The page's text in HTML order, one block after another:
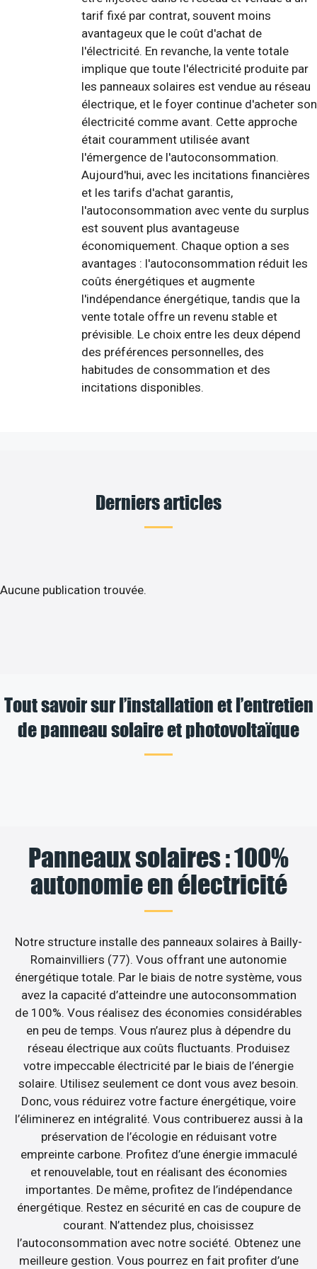
tarif fixé par contrat, souvent moins
avantageux que le coût d'achat de
l'électricité. En revanche, la vente totale
implique que toute l'électricité produite par
les panneaux solaires est vendue au réseau
électrique, et le foyer continue d'acheter son
électricité comme avant. Cette approche
était couramment utilisée avant
l'émergence de l'autoconsommation.
Aujourd'hui, avec les incitations financières
et les tarifs d'achat garantis,
l'autoconsommation avec vente du surplus
est souvent plus avantageuse
économiquement. Chaque option a ses
avantages : l'autoconsommation réduit les
coûts énergétiques et augmente
l'indépendance énergétique, tandis que la
vente totale offre un revenu stable et
prévisible. Le choix entre les deux dépend
des préférences personnelles, des
habitudes de consommation et des
incitations disponibles.
Derniers articles
Aucune publication trouvée.
Tout savoir sur l’installation et l’entretien
de panneau solaire et photovoltaïque
Panneaux solaires : 100%
autonomie en électricité
Notre structure installe des panneaux solaires à Bailly-
Romainvilliers (77). Vous offrant une autonomie
énergétique totale. Par le biais de notre système, vous
avez la capacité d’atteindre une autoconsommation
de 100%. Vous réalisez des économies considérables
en peu de temps. Vous n’aurez plus à dépendre du
réseau électrique aux coûts fluctuants. Produisez
votre impeccable électricité par le biais de l’énergie
solaire. Utilisez seulement ce dont vous avez besoin.
Donc, vous réduirez votre facture énergétique, voire
l’éliminerez en intégralité. Vous contribuerez aussi à la
préservation de l’écologie en réduisant votre
empreinte carbone. Profitez d’une énergie immaculé
et renouvelable, tout en réalisant des économies
importantes. De même, profitez de l’indépendance
énergétique. Restez en sécurité en cas de coupure de
courant. N’attendez plus, choisissez
l’autoconsommation avec notre société. Obtenez une
meilleure gestion. Vous pourrez en fait profiter d’une